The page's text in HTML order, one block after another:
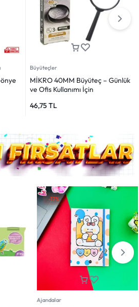
Büyüteçler
MİKRO 40MM Büyüteç – Günlük
ve Ofis Kullanımı İçin
46,75 TL
-17%
Ajandalar